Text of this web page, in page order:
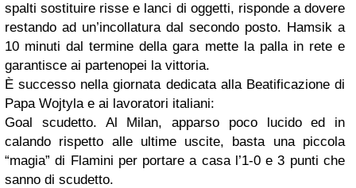
spalti sostituire risse e lanci di oggetti, risponde a dovere
restando ad un’incollatura dal secondo posto. Hamsik a
10 minuti dal termine della gara mette la palla in rete e
garantisce ai partenopei la vittoria.
È successo nella giornata dedicata alla Beatificazione di
Papa Wojtyla e ai lavoratori italiani:
Goal scudetto. Al Milan, apparso poco lucido ed in
calando rispetto alle ultime uscite, basta una piccola
“magia” di Flamini per portare a casa l’1-0 e 3 punti che
sanno di scudetto.